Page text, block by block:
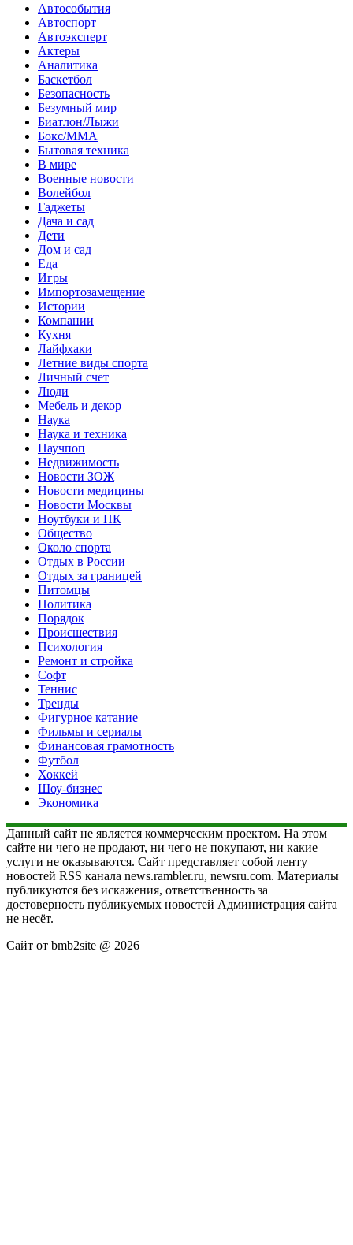
Автособытия
Автоспорт
Автоэксперт
Актеры
Аналитика
Баскетбол
Безопасность
Безумный мир
Биатлон/Лыжи
Бокс/MMA
Бытовая техника
В мире
Военные новости
Волейбол
Гаджеты
Дача и сад
Дети
Дом и сад
Еда
Игры
Импортозамещение
Истории
Компании
Кухня
Лайфхаки
Летние виды спорта
Личный счет
Люди
Мебель и декор
Наука
Наука и техника
Научпоп
Недвижимость
Новости ЗОЖ
Новости медицины
Новости Москвы
Ноутбуки и ПК
Общество
Около спорта
Отдых в России
Отдых за границей
Питомцы
Политика
Порядок
Происшествия
Психология
Ремонт и стройка
Софт
Теннис
Тренды
Фигурное катание
Фильмы и сериалы
Финансовая грамотность
Футбол
Хоккей
Шоу-бизнес
Экономика
Данный сайт не является коммерческим проектом. На этом
сайте ни чего не продают, ни чего не покупают, ни какие
услуги не оказываются. Сайт представляет собой ленту
новостей RSS канала news.rambler.ru, newsru.com. Материалы
публикуются без искажения, ответственность за
достоверность публикуемых новостей Администрация сайта
не несёт.
Сайт от bmb2site @ 2026